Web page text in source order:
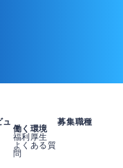
ュ
働く環境
福利厚生
よくある質
問
募集職種